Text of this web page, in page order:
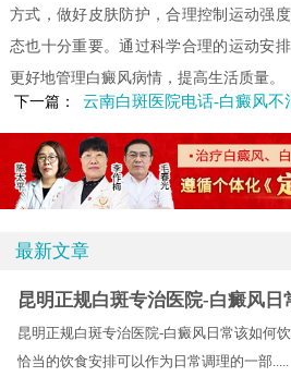
方式，做好皮肤防护，合理控制运动强
态也十分重要。通过科学合理的运动安
更好地管理白癜风病情，提高生活质量。
下一篇：
云南白斑医院电话-白癜风
最新文章
昆明正规白斑专治医院-白癜风日
昆明正规白斑专治医院-白癜风日常该如何
恰当的饮食安排可以作为日常调理的一部.....